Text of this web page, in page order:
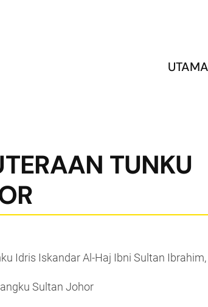
UTAMA
TUNKU
Idris Iskandar Al-Haj Ibni Sultan
Sultan Johor